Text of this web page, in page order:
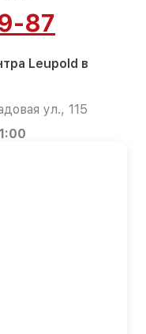
87
Leupold в
ул., 115